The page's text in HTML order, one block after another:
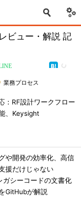
ビュー・解説 記
業務プロセス
：RF設計ワークフロー
、Keysight
や開発の効率化、高信
援だけじゃない
ガシーコードの文書化
GitHubが解説